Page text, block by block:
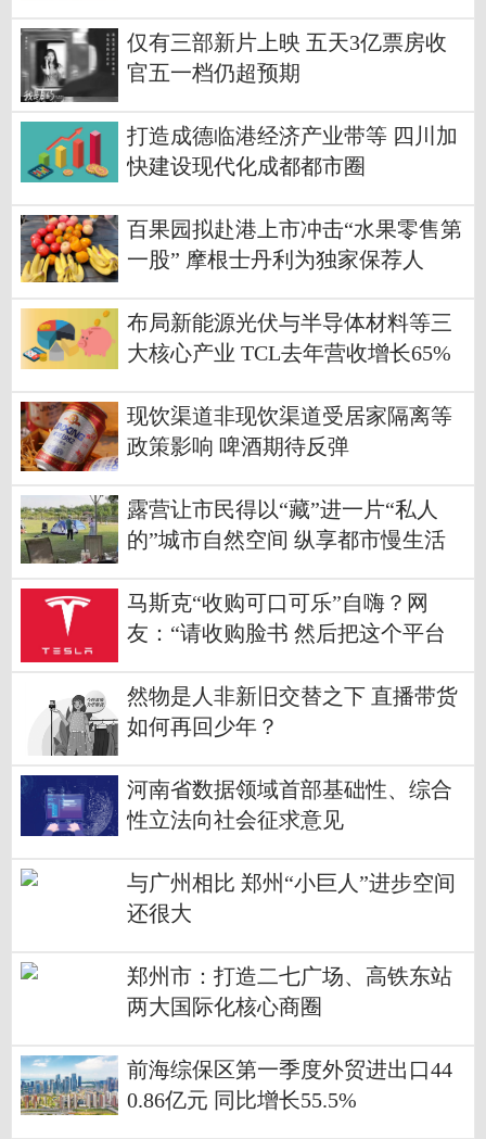
仅有三部新片上映 五天3亿票房收
官五一档仍超预期
打造成德临港经济产业带等 四川加
快建设现代化成都都市圈
百果园拟赴港上市冲击“水果零售第
一股” 摩根士丹利为独家保荐人
布局新能源光伏与半导体材料等三
大核心产业 TCL去年营收增长65%
现饮渠道非现饮渠道受居家隔离等
政策影响 啤酒期待反弹
露营让市民得以“藏”进一片“私人
的”城市自然空间 纵享都市慢生活
马斯克“收购可口可乐”自嗨？网
友：“请收购脸书 然后把这个平台
然物是人非新旧交替之下 直播带货
如何再回少年？
河南省数据领域首部基础性、综合
性立法向社会征求意见
与广州相比 郑州“小巨人”进步空间
还很大
郑州市：打造二七广场、高铁东站
两大国际化核心商圈
前海综保区第一季度外贸进出口44
0.86亿元 同比增长55.5%